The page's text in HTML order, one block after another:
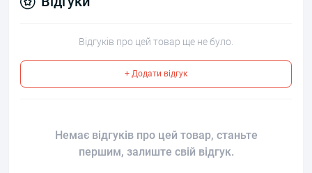
Відгуків про цей товар ще не було.
+ Додати відгук
Немає відгуків про цей товар, станьте
першим, залиште свій відгук.